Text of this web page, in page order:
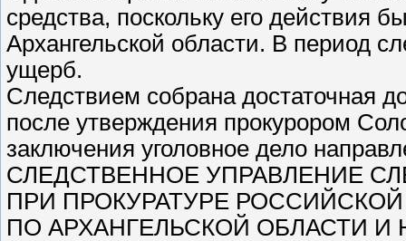
средства, поскольку его
Архангельской области. В период
ущерб.
Следствием собрана достаточная
после утверждения прокурором
заключения уголовное дело
СЛЕДСТВЕННОЕ УПРАВЛЕНИЕ
ПРИ ПРОКУРАТУРЕ
ПО АРХАНГЕЛЬСКОЙ ОБЛАСТИ И